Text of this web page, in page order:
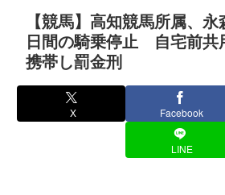
【競馬】高知競馬所属、
日間の騎乗停止 自宅前共
携帯し罰金刑
X Facebook
LINE